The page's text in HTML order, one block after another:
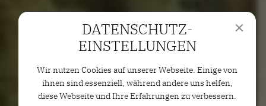
DATENSCHUTZ­
EINSTELLUNGEN
Wir nutzen Cookies auf unserer Webseite. Einige von
ihnen sind essenziell, während andere uns helfen,
diese Webseite und Ihre Erfahrungen zu verbessern.